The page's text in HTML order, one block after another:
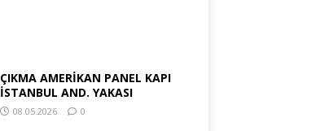
ÇIKMA AMERİKAN PANEL KAPI
İSTANBUL AND. YAKASI
08.05.2026 0